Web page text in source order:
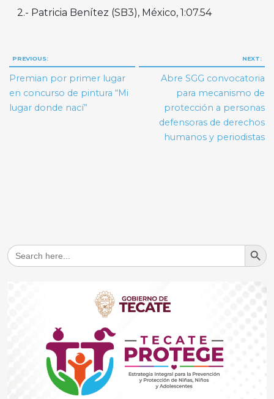
2.- Patricia Benítez (SB3), México, 1:07.54
Navegación
de
entradas
PREVIOUS:
Premian por primer lugar
en concurso de pintura “Mi
lugar donde nací”
NEXT:
Abre SGG convocatoria
para mecanismo de
protección a personas
defensoras de derechos
humanos y periodistas
Search
for:
Search